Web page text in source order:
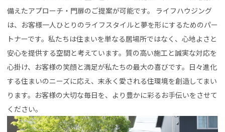
備えたアプローチ・門扉のご提案が可能です。 ライフハウジング
は、お客様一人ひとりのライフスタイルと夢を形にするためのパー
トナーです。私たちは住まいを単なる居場所ではなく、心地よさと
安心を提供する空間と考えています。質の高い施工と誠実な対応を
心掛け、お客様の笑顔と満足が私たちの最大の喜びです。日々進化
する住まいのニーズに応え、末永く愛される住環境を創造してまい
ります。お客様の大切な毎日を、より豊かに彩るお手伝いをさせて
ください。